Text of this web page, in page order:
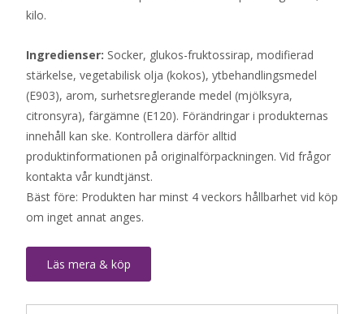
kilo.
Ingredienser: Socker, glukos-fruktossirap, modifierad
stärkelse, vegetabilisk olja (kokos), ytbehandlingsmedel
(E903), arom, surhetsreglerande medel (mjölksyra,
citronsyra), färgämne (E120). Förändringar i produkternas
innehåll kan ske. Kontrollera därför alltid
produktinformationen på originalförpackningen. Vid frågor
kontakta vår kundtjänst.
Bäst före: Produkten har minst 4 veckors hållbarhet vid köp
om inget annat anges.
Läs mera & köp